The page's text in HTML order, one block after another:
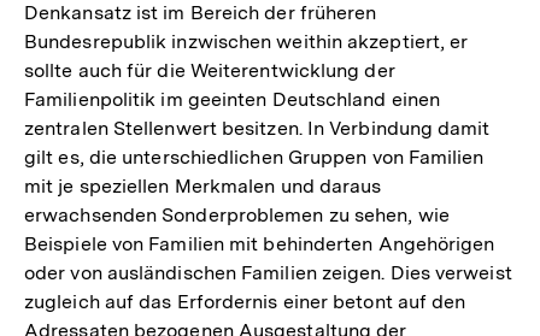
Denkansatz ist im Bereich der früheren
Bundesrepublik inzwischen weithin akzeptiert, er
sollte auch für die Weiterentwicklung der
Familienpolitik im geeinten Deutschland einen
zentralen Stellenwert besitzen. In Verbindung damit
gilt es, die unterschiedlichen Gruppen von Familien
mit je speziellen Merkmalen und daraus
erwachsenden Sonderproblemen zu sehen, wie
Beispiele von Familien mit behinderten Angehörigen
oder von ausländischen Familien zeigen. Dies verweist
zugleich auf das Erfordernis einer betont auf den
Adressaten bezogenen Ausgestaltung der